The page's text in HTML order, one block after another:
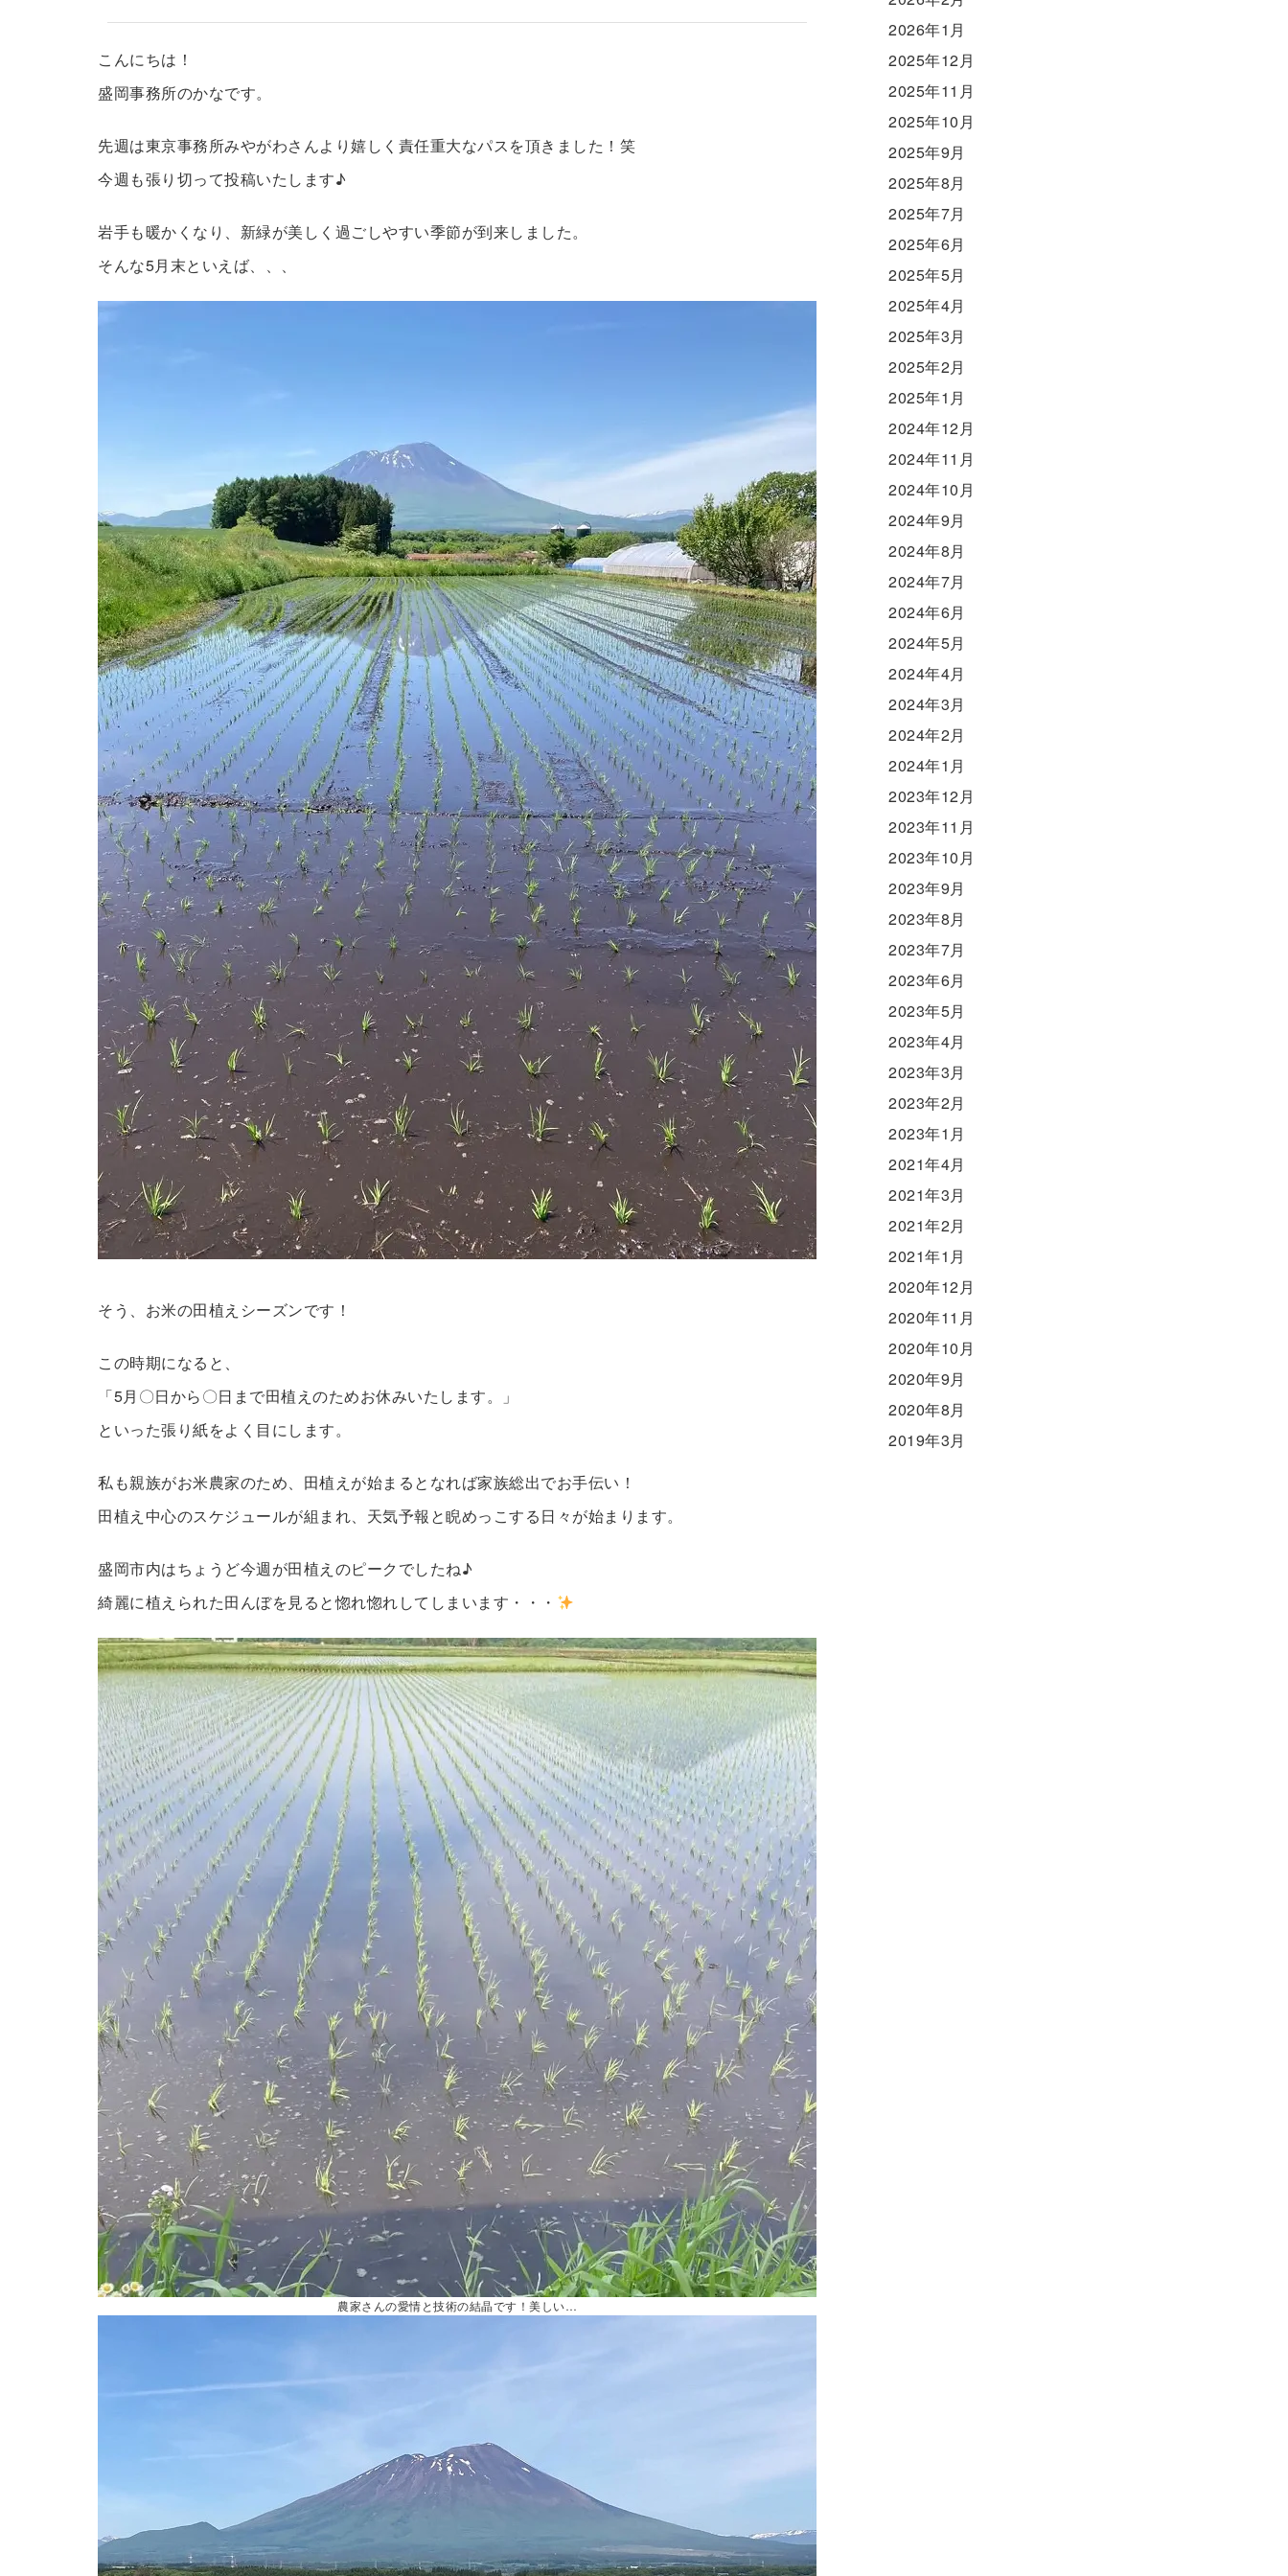
こんにちは！
盛岡事務所のかなです。
先週は東京事務所みやがわさんより嬉しく責任重大なパスを頂きました！笑
今週も張り切って投稿いたします♪
岩手も暖かくなり、新緑が美しく過ごしやすい季節が到来しました。
そんな5月末といえば、、、
そう、お米の田植えシーズンです！
この時期になると、
「5月〇日から〇日まで田植えのためお休みいたします。」
といった張り紙をよく目にします。
私も親族がお米農家のため、田植えが始まるとなれば家族総出でお手伝い！
田植え中心のスケジュールが組まれ、天気予報と睨めっこする日々が始まります。
盛岡市内はちょうど今週が田植えのピークでしたね♪
綺麗に植えられた田んぼを見ると惚れ惚れしてしまいます・・・
農家さんの愛情と技術の結晶です！美しい…
2026年1月
2025年12月
2025年11月
2025年10月
2025年9月
2025年8月
2025年7月
2025年6月
2025年5月
2025年4月
2025年3月
2025年2月
2025年1月
2024年12月
2024年11月
2024年10月
2024年9月
2024年8月
2024年7月
2024年6月
2024年5月
2024年4月
2024年3月
2024年2月
2024年1月
2023年12月
2023年11月
2023年10月
2023年9月
2023年8月
2023年7月
2023年6月
2023年5月
2023年4月
2023年3月
2023年2月
2023年1月
2021年4月
2021年3月
2021年2月
2021年1月
2020年12月
2020年11月
2020年10月
2020年9月
2020年8月
2019年3月